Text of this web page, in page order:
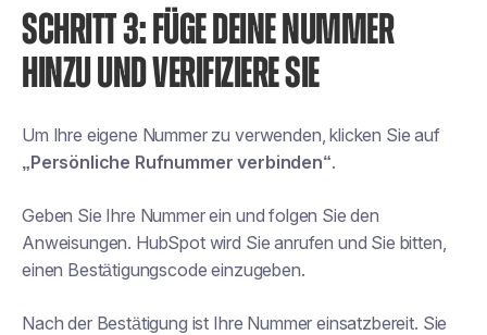
SCHRITT 3: FÜGE DEINE NUMMER
HINZU UND VERIFIZIERE SIE
Um Ihre eigene Nummer zu verwenden, klicken Sie auf
„Persönliche Rufnummer verbinden“.
Geben Sie Ihre Nummer ein und folgen Sie den
Anweisungen. HubSpot wird Sie anrufen und Sie bitten,
einen Bestätigungscode einzugeben.
Nach der Bestätigung ist Ihre Nummer einsatzbereit. Sie